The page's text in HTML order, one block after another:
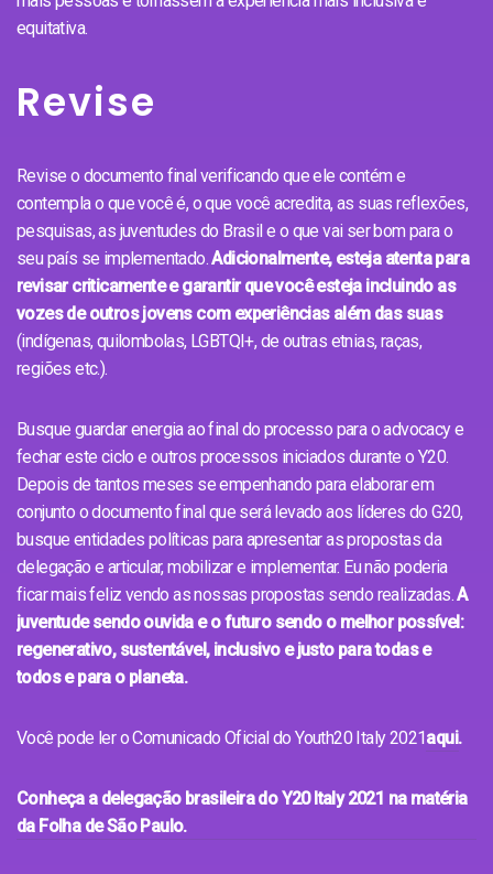
equitativa.
Revise
Revise o documento final verificando que ele contém e
contempla o que você é, o que você acredita, as suas reflexões,
pesquisas, as juventudes do Brasil e o que vai ser bom para o
seu país se implementado.Adicionalmente, esteja atenta para
revisar criticamente e garantir que você esteja incluindo as
vozes de outros jovens com experiências além das suas
(indígenas, quilombolas, LGBTQI+, de outras etnias, raças,
regiões etc.).
Busque guardar energia ao final do processo para o advocacy e
fechar este ciclo e outros processos iniciados durante o Y20.
Depois de tantos meses se empenhando para elaborar em
conjunto o documento final que será levado aos líderes do G20,
busque entidades políticas para apresentar as propostas da
delegação e articular, mobilizar e implementar. Eu não poderia
ficar mais feliz vendo as nossas propostas sendo realizadas.A
juventude sendo ouvida e o futuro sendo o melhor possível:
regenerativo, sustentável, inclusivo e justo para todas e
todos e para o planeta.
Você pode ler o Comunicado Oficial do Youth20 Italy 2021aqui.
Conheça a delegação brasileira do Y20 Italy 2021 na matéria
da Folha de São Paulo.